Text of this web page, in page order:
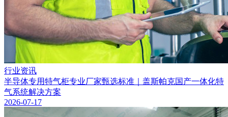
行业资讯
半导体专用特气柜专业厂家甄选标准｜盖斯帕克国产一体化特
气系统解决方案
2026-07-17